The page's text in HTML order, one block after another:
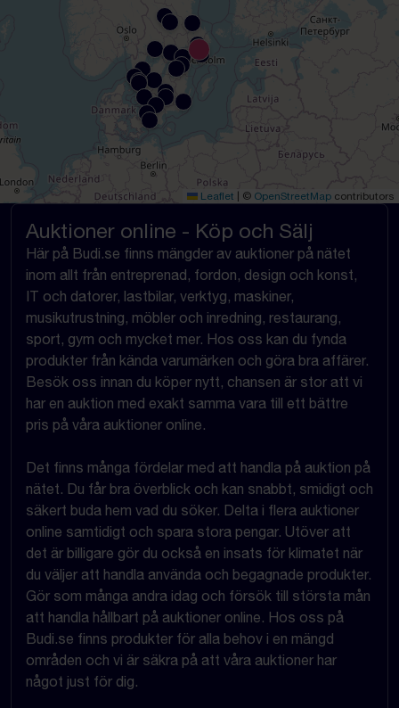
Leaflet © OpenStreetMap contributors
Auktioner online - Köp och Sälj
Här på Budi.se finns mängder av auktioner på nätet
inom allt från entreprenad, fordon, design och konst,
IT och datorer, lastbilar, verktyg, maskiner,
musikutrustning, möbler och inredning, restaurang,
sport, gym och mycket mer. Hos oss kan du fynda
produkter från kända varumärken och göra bra affärer.
Besök oss innan du köper nytt, chansen är stor att vi
har en auktion med exakt samma vara till ett bättre
pris på våra auktioner online.
Det finns många fördelar med att handla på auktion på
nätet. Du får bra överblick och kan snabbt, smidigt och
säkert buda hem vad du söker. Delta i flera auktioner
online samtidigt och spara stora pengar. Utöver att
det är billigare gör du också en insats för klimatet när
du väljer att handla använda och begagnade produkter.
Gör som många andra idag och försök till största mån
att handla hållbart på auktioner online. Hos oss på
Budi.se finns produkter för alla behov i en mängd
områden och vi är säkra på att våra auktioner har
något just för dig.